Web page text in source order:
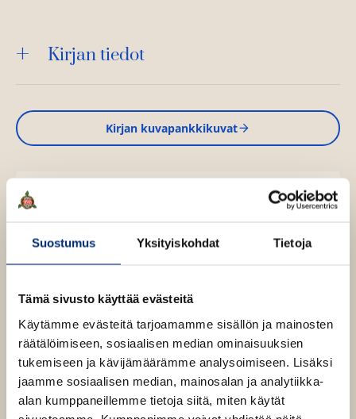
Suostumus Yksityiskohdat Tietoja
Tämä sivusto käyttää evästeitä
Käytämme evästeitä tarjoamamme sisällön ja mainosten
räätälöimiseen, sosiaalisen median ominaisuuksien
tukemiseen ja kävijämäärämme analysoimiseen. Lisäksi
jaamme sosiaalisen median, mainosalan ja analytiikka-
alan kumppaneillemme tietoja siitä, miten käytät
Kirjan tiedot
Kirjan kuvapankkikuvat
Osta teos
u
t
e
l
e
Äänikirja
o
b
e
a
t
A